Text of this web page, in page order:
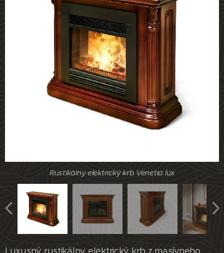
Rustikálny elektrický krb Venetia lux
Rustikálny elektrický krb Venetia lux
Rustikálny elektrický krb Venetia lux
Rustikálny elektrický krb Venetia lux